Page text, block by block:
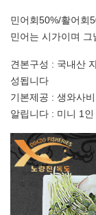
민어회50%/활어회
민어는 시가이며
견본구성 : 국내산
성됩니다
기본제공 : 생와사
알립니다 : 미니 1